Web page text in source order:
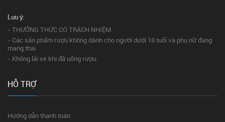
Lưu ý:
- THƯỞNG THỨC CÓ TRÁCH NHIỆM
- Các sản phẩm rượu không dành cho người dưới 18 tuổi và phụ nữ đang
mang thai.
- Không lái xe khi đã uống rượu.
HỖ TRỢ
Hướng dẫn thanh toán